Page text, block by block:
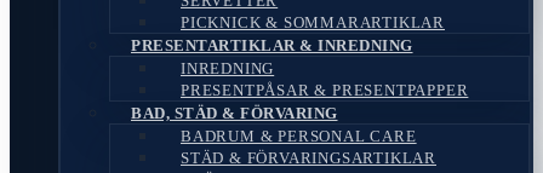
PICKNICK & SOMMARARTIKLAR
PRESENTARTIKLAR & INREDNING
INREDNING
PRESENTPÅSAR & PRESENTPAPPER
BAD, STÄD & FÖRVARING
BADRUM & PERSONAL CARE
STÄD & FÖRVARINGSARTIKLAR